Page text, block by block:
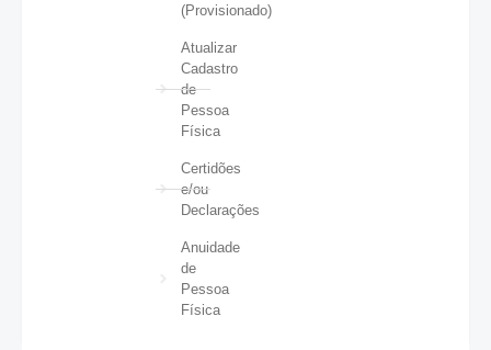
(Provisionado)
Atualizar
Cadastro
de
Pessoa
Física
Certidões
e/ou
Declarações
Anuidade
de
Pessoa
Física